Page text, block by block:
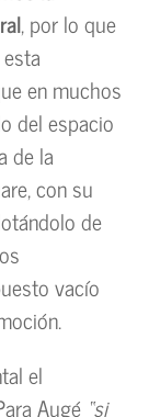
, por lo que
en muchos
del espacio
de la
con su
de
vacío
el
Augé “si